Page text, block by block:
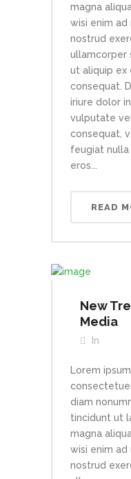
magna
wisi enim ad
nostrud
ullamcorper
ut aliquip ex
consequat.
iriure dolor
vulputate
consequat,
feugiat
eros...
READ
New
Media
In
Lorem
diam
tincidunt ut
magna
wisi enim ad
nostrud